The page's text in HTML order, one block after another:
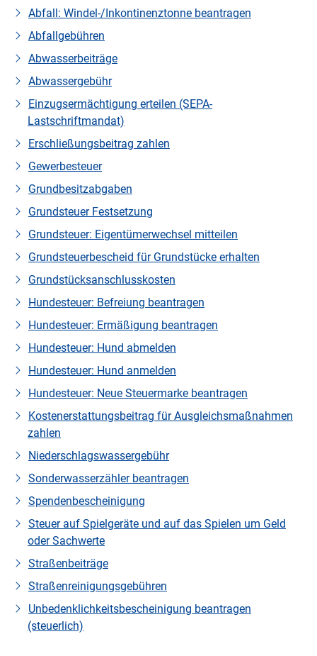
Abfall: Windel-/Inkontinenztonne beantragen
Abfallgebühren
Abwasserbeiträge
Abwassergebühr
Einzugsermächtigung erteilen (SEPA-
Lastschriftmandat)
Erschließungsbeitrag zahlen
Gewerbesteuer
Grundbesitzabgaben
Grundsteuer Festsetzung
Grundsteuer: Eigentümerwechsel mitteilen
Grundsteuerbescheid für Grundstücke erhalten
Grundstücksanschlusskosten
Hundesteuer: Befreiung beantragen
Hundesteuer: Ermäßigung beantragen
Hundesteuer: Hund abmelden
Hundesteuer: Hund anmelden
Hundesteuer: Neue Steuermarke beantragen
Kostenerstattungsbeitrag für Ausgleichsmaßnahmen
zahlen
Niederschlagswassergebühr
Sonderwasserzähler beantragen
Spendenbescheinigung
Steuer auf Spielgeräte und auf das Spielen um Geld
oder Sachwerte
Straßenbeiträge
Straßenreinigungsgebühren
Unbedenklichkeitsbescheinigung beantragen
(steuerlich)